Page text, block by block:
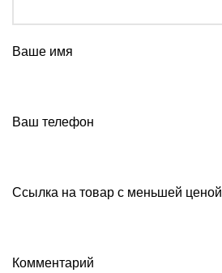
Ваше имя
Ваш телефон
Ссылка на товар с меньшей ценой
Комментарий